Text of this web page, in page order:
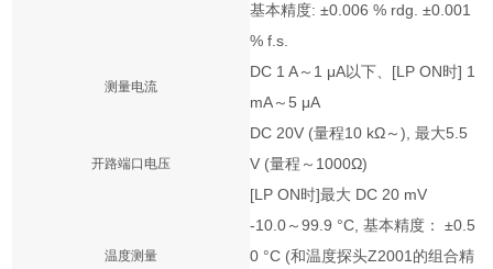
基本精度: ±0.006 % rdg. ±0.001
% f.s.
测量电流
DC 1 A～1 μA以下、[LP ON时] 1
mA～5 μA
开路端口电压
DC 20V (量程10 kΩ～), 最大5.5
V (量程～1000Ω)
[LP ON时]最大 DC 20 mV
温度测量
-10.0～99.9 °C, 基本精度： ±0.5
0 °C (和温度探头Z2001的组合精